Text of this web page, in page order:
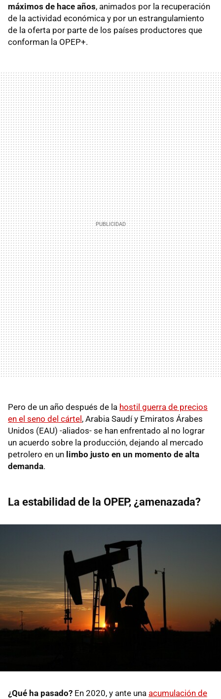
máximos de hace años, animados por la recuperación
de la actividad económica y por un estrangulamiento
de la oferta por parte de los países productores que
conforman la OPEP+.
Pero de un año después de la hostil guerra de precios
en el seno del cártel, Arabia Saudí y Emiratos Árabes
Unidos (EAU) -aliados- se han enfrentado al no lograr
un acuerdo sobre la producción, dejando al mercado
petrolero en un limbo justo en un momento de alta
demanda.
La estabilidad de la OPEP, ¿amenazada?
¿Qué ha pasado? En 2020, y ante una acumulación de